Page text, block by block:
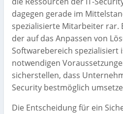
dagegen gerade im
spezialisierte Mitarbeiter rar.
der auf das Anpassen von
Softwarebereich spezialisiert
notwendigen
sicherstellen, dass
Security bestmöglich
Die Entscheidung für ein